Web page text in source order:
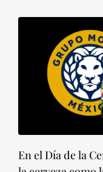
En el Día de la